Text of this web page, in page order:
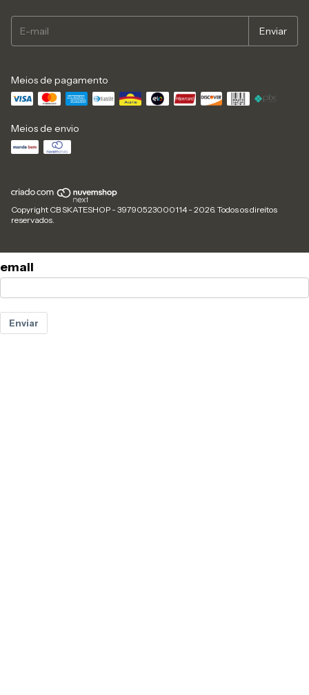
Meios de pagamento
Meios de envio
Copyright CB SKATESHOP - 39790523000114 - 2026. Todos os direitos
reservados.
email
Enviar